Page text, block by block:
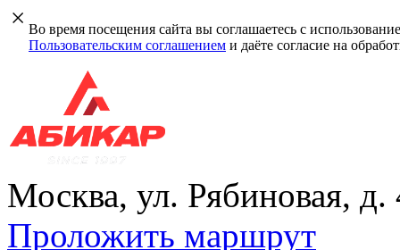
Во время посещения сайта вы соглашаетесь с
Пользовательским соглашением и даёте согласие на
Москва, ул. Рябиновая, д.
Проложить маршрут